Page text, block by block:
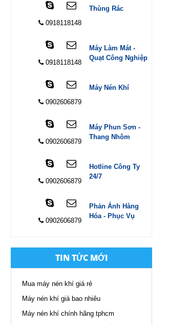
0918118148
Thùng Rác
0918118148
Máy Làm Mát -
Quạt Công Nghiệp
0902606879
Máy Nén Khí
0902606879
Máy Phun Sơn -
Thang Nhôm
0902606879
Hotline Công Ty
24/7
0902606879
Phản Ánh Hàng
Hóa - Phục Vụ
TIN TỨC MỚI
Mua máy nén khí giá rẻ
Máy nén khí giá bao nhiêu
Máy nén khí chính hãng tphcm